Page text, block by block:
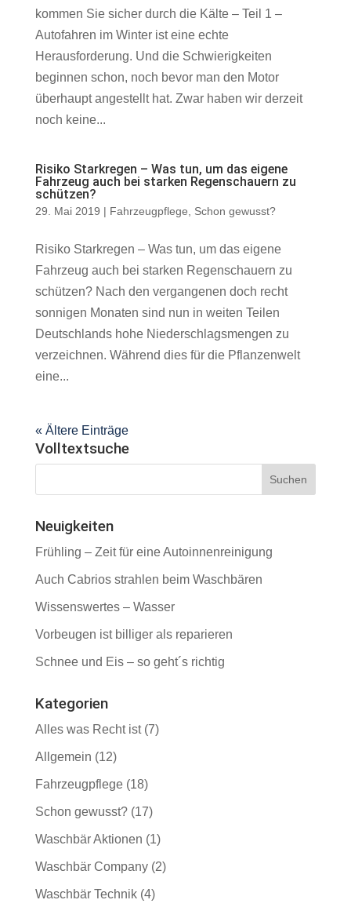
kommen Sie sicher durch die Kälte – Teil 1 –
Autofahren im Winter ist eine echte
Herausforderung. Und die Schwierigkeiten
beginnen schon, noch bevor man den Motor
überhaupt angestellt hat. Zwar haben wir derzeit
noch keine...
Risiko Starkregen – Was tun, um das eigene
Fahrzeug auch bei starken Regenschauern zu
schützen?
29. Mai 2019 | Fahrzeugpflege Schon gewusst?
Risiko Starkregen – Was tun, um das eigene
Fahrzeug auch bei starken Regenschauern zu
schützen? Nach den vergangenen doch recht
sonnigen Monaten sind nun in weiten Teilen
Deutschlands hohe Niederschlagsmengen zu
verzeichnen. Während dies für die Pflanzenwelt
eine...
« Ältere Einträge
Volltextsuche
Neuigkeiten
Frühling – Zeit für eine Autoinnenreinigung
Auch Cabrios strahlen beim Waschbären
Wissenswertes – Wasser
Vorbeugen ist billiger als reparieren
Schnee und Eis – so geht´s richtig
Kategorien
Alles was Recht ist(7)
Allgemein (12)
Fahrzeugpflege(18)
Schon gewusst?(17)
Waschbär Aktionen (1)
Waschbär Company(2)
Waschbär Technik(4)